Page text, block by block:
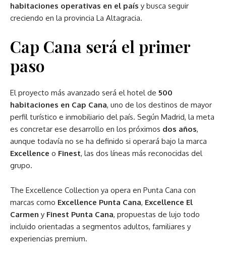
habitaciones operativas en el país y busca seguir
creciendo en la provincia La Altagracia.
Cap Cana será el primer
paso
El proyecto más avanzado será el hotel de 500
habitaciones en Cap Cana, uno de los destinos de mayor
perfil turístico e inmobiliario del país. Según Madrid, la meta
es concretar ese desarrollo en los próximos dos años,
aunque todavía no se ha definido si operará bajo la marca
Excellence o Finest, las dos líneas más reconocidas del
grupo.
The Excellence Collection ya opera en Punta Cana con
marcas como Excellence Punta Cana, Excellence El
Carmen y Finest Punta Cana, propuestas de lujo todo
incluido orientadas a segmentos adultos, familiares y
experiencias premium.